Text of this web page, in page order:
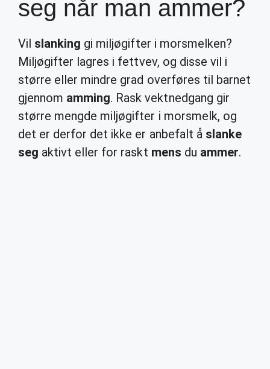
seg når man ammer?
Vil slanking gi miljøgifter i morsmelken?
Miljøgifter lagres i fettvev, og disse vil i
større eller mindre grad overføres til barnet
gjennom amming. Rask vektnedgang gir
større mengde miljøgifter i morsmelk, og
det er derfor det ikke er anbefalt å slanke
seg aktivt eller for raskt mens du ammer.